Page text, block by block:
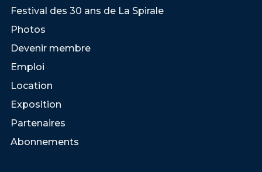
Festival des 30 ans de La Spirale
Photos
Devenir membre
Emploi
Location
Exposition
Partenaires
Abonnements